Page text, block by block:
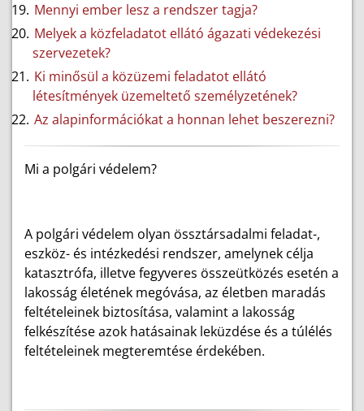
Mennyi ember lesz a rendszer tagja?
Melyek a közfeladatot ellátó ágazati védekezési
szervezetek?
Ki minősül a közüzemi feladatot ellátó
létesítmények üzemeltető személyzetének?
Az alapinformációkat a honnan lehet beszerezni?
Mi a polgári védelem?
A polgári védelem olyan össztársadalmi feladat-,
eszköz- és intézkedési rendszer, amelynek célja
katasztrófa, illetve fegyveres összeütközés esetén a
lakosság életének megóvása, az életben maradás
feltételeinek biztosítása, valamint a lakosság
felkészítése azok hatásainak leküzdése és a túlélés
feltételeinek megteremtése érdekében.